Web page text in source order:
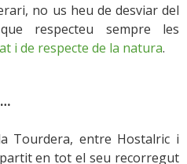
no us heu de desviar del
respecteu sempre les
i de respecte de la natura.
Tourdera, entre Hostalric i
en tot el seu recorregut